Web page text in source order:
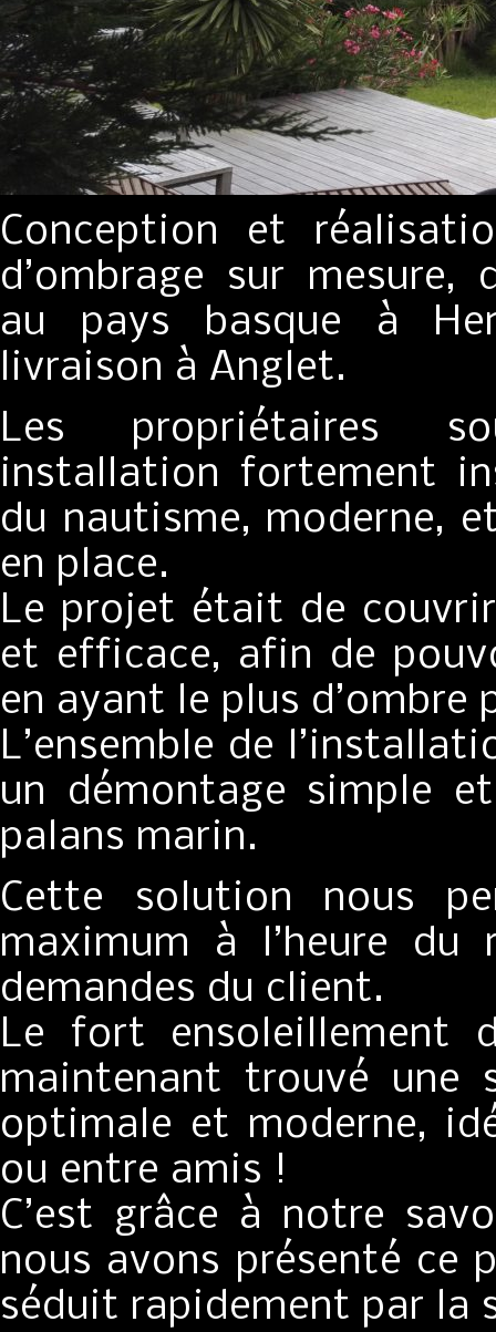
Conception et
d’ombrage sur mesure,
au pays basque à
livraison à Anglet.
Les propriétaires
installation fortement
du nautisme, moderne,
en place.
Le projet était de
et efficace, afin de
en ayant le plus d’ombre
L’ensemble de
un démontage simple
palans marin.
Cette solution nous
maximum à l’heure
demandes du client.
Le fort ensoleillement
maintenant trouvé une
optimale et moderne,
ou entre amis !
C’est grâce à notre
nous avons présenté
séduit rapidement par la